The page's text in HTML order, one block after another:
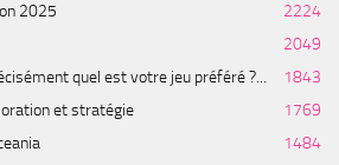
2025
2224
2049
quel est votre jeu préféré ?...
1843
et stratégie
1769
1484